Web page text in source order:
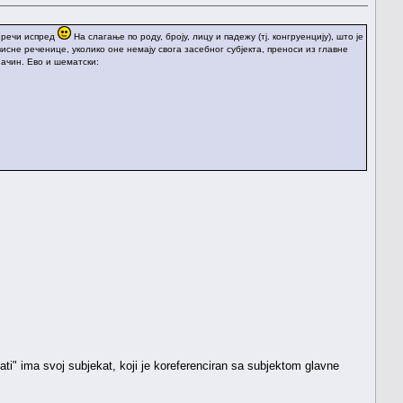
испред
На слагање по роду, броју, лицу и падежу (тј. конгруенцију), што је
реченице, уколико оне немају свога засебног субјекта, преноси из главне
Ево и шематски:
ima svoj subjekat, koji je koreferenciran sa subjektom glavne